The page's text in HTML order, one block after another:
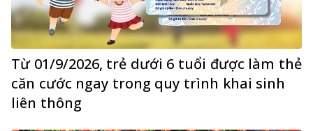
Từ 01/9/2026, trẻ dưới 6 tuổi được làm thẻ
căn cước ngay trong quy trình khai sinh
liên thông